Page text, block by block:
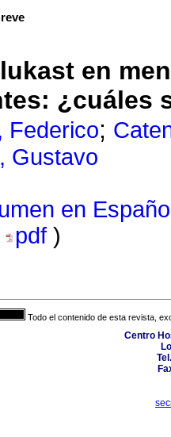
en
¿cuáles
Federico;
Gustavo
en
pdf )
Todo el contenido de esta revista,
Centro